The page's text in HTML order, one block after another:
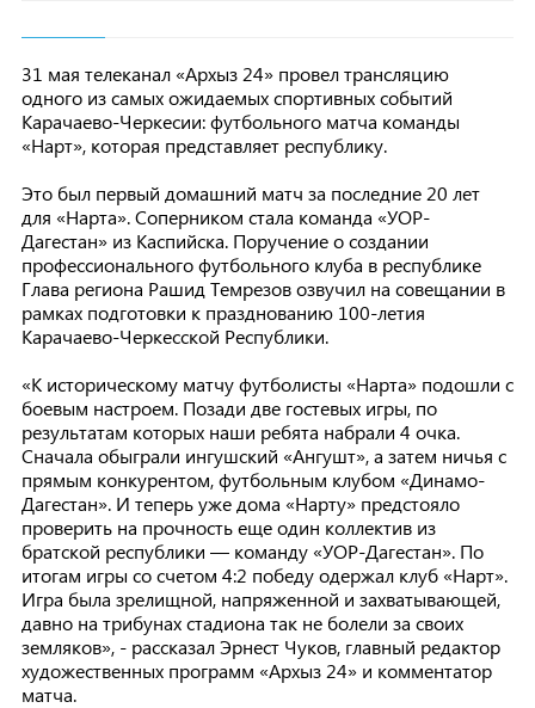
31 мая телеканал «Архыз 24» провел трансляцию
одного из самых ожидаемых спортивных событий
Карачаево-Черкесии: футбольного матча команды
«Нарт», которая представляет республику.
Это был первый домашний матч за последние 20 лет
для «Нарта». Соперником стала команда «УОР-
Дагестан» из Каспийска. Поручение о создании
профессионального футбольного клуба в республике
Глава региона Рашид Темрезов озвучил на совещании в
рамках подготовки к празднованию 100-летия
Карачаево-Черкесской Республики.
«К историческому матчу футболисты «Нарта» подошли с
боевым настроем. Позади две гостевых игры, по
результатам которых наши ребята набрали 4 очка.
Сначала обыграли ингушский «Ангушт», а затем ничья с
прямым конкурентом, футбольным клубом «Динамо-
Дагестан». И теперь уже дома «Нарту» предстояло
проверить на прочность еще один коллектив из
братской республики — команду «УОР-Дагестан». По
итогам игры со счетом 4:2 победу одержал клуб «Нарт».
Игра была зрелищной, напряженной и захватывающей,
давно на трибунах стадиона так не болели за своих
земляков», - рассказал Эрнест Чуков, главный редактор
художественных программ «Архыз 24» и комментатор
матча.